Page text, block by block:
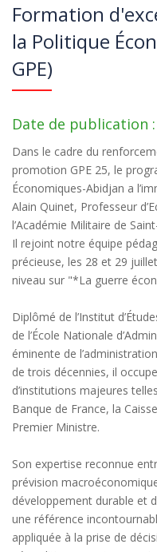
Formation
la Politique
GPE)
Date de publication :
Dans le cadre du
promotion GPE 25, le
Économiques-Abidjan a
Alain Quinet, Professeur
l’Académie Militaire de
Il rejoint notre équipe
précieuse, les 28 et 29
niveau sur "*La guerre
Diplômé de l’Institut
de l’École Nationale
éminente de
de trois décennies, il
d’institutions majeures
Banque de France, la
Premier Ministre.
Son expertise reconnue
prévision
développement durable et
une référence
appliquée à la prise de